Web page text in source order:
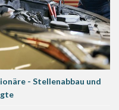
- Stellenabbau und